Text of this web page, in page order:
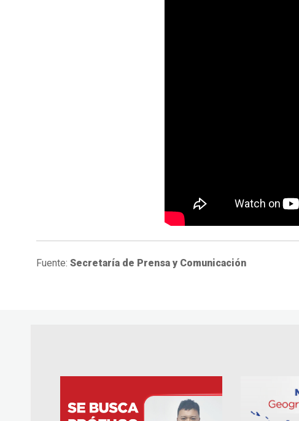
Fuente: Secretaría de Prensa y Comunicación